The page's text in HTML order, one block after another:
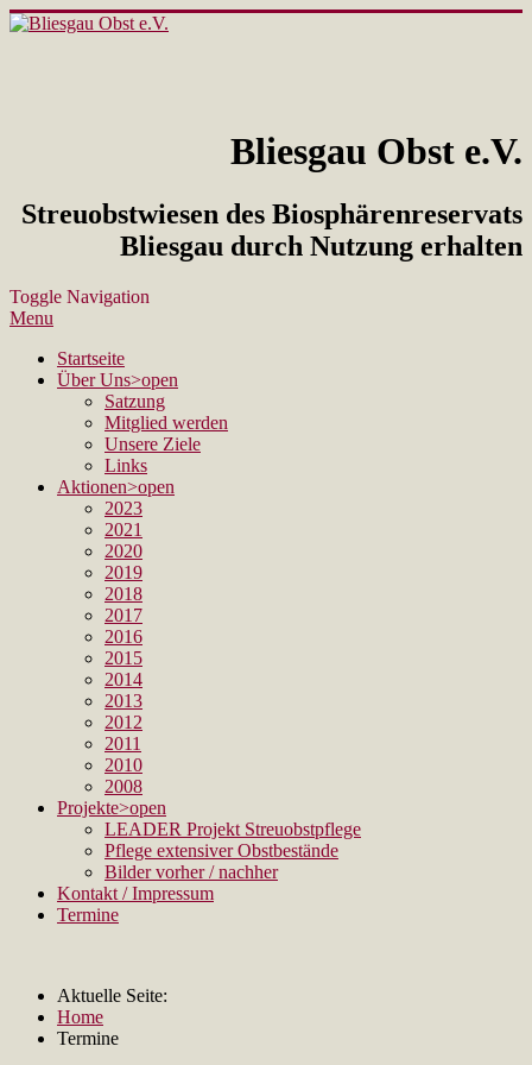
Bliesgau Obst e.V.
Streuobstwiesen des Biosphärenreservats
Bliesgau durch Nutzung erhalten
Toggle Navigation
Menu
Startseite
Über Uns>open
Satzung
Mitglied werden
Unsere Ziele
Links
Aktionen>open
2023
2021
2020
2019
2018
2017
2016
2015
2014
2013
2012
2011
2010
2008
Projekte>open
LEADER Projekt Streuobstpflege
Pflege extensiver Obstbestände
Bilder vorher / nachher
Kontakt / Impressum
Termine
Aktuelle Seite:
Home
Termine